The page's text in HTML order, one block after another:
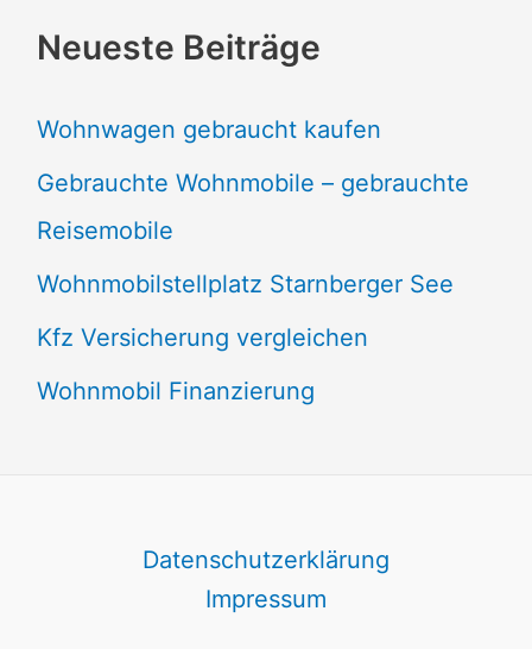
Neueste Beiträge
Wohnwagen gebraucht kaufen
Gebrauchte Wohnmobile – gebrauchte
Reisemobile
Wohnmobilstellplatz Starnberger See
Kfz Versicherung vergleichen
Wohnmobil Finanzierung
Datenschutzerklärung
Impressum